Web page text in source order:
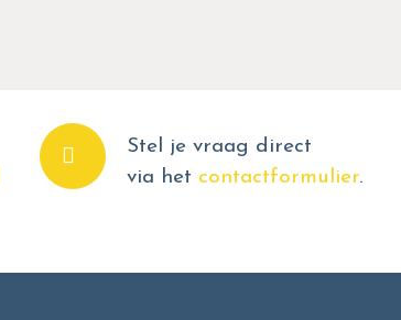
Stel je vraag direct
via het contactformulier.